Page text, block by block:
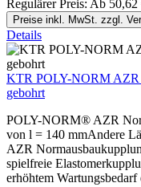
Regulärer Preis: Ab 50,62
Preise inkl. MwSt. zzgl.
Details
KTR POLY-NORM AZR
gebohrt
POLY-NORM® AZR
von l = 140 mmAndere
AZR
spielfreie
erhöhtem